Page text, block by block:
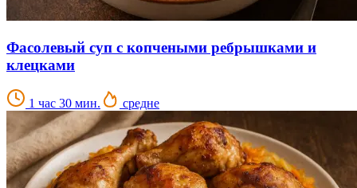
Фасолевый суп с копчеными ребрышками и
клецками
1 час 30 мин. средне